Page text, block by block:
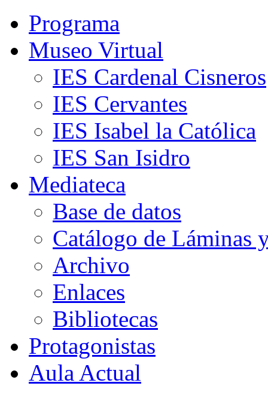
Programa
Museo Virtual
IES Cardenal Cisneros
IES Cervantes
IES Isabel la Católica
IES San Isidro
Mediateca
Base de datos
Catálogo de Láminas
Archivo
Enlaces
Bibliotecas
Protagonistas
Aula Actual